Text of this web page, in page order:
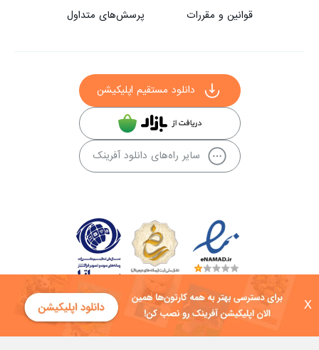
X
قوانین و مقررات پرسش‌های متداول
دانلود مستقیم اپلیکیشن
سایر راه‌های دانلود آفرینک
کلیه حقوق این سایت به شرکت توسعه فناوی هفت آسمان توکان تعلق دارد و